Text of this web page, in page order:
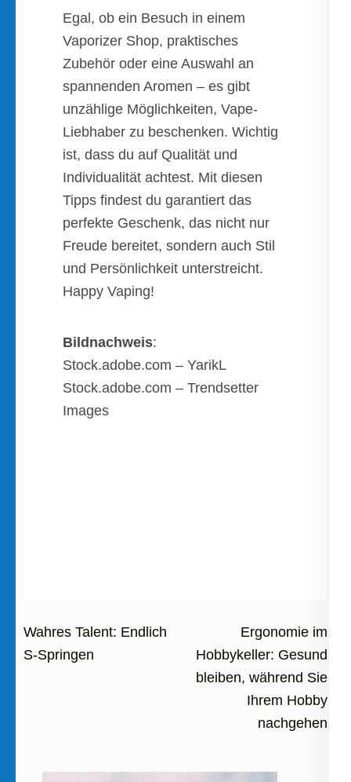
Egal, ob ein Besuch in einem
Vaporizer Shop, praktisches
Zubehör oder eine Auswahl an
spannenden Aromen – es gibt
unzählige Möglichkeiten, Vape-
Liebhaber zu beschenken. Wichtig
ist, dass du auf Qualität und
Individualität achtest. Mit diesen
Tipps findest du garantiert das
perfekte Geschenk, das nicht nur
Freude bereitet, sondern auch Stil
und Persönlichkeit unterstreicht.
Happy Vaping!
Bildnachweis:
Stock.adobe.com – YarikL
Stock.adobe.com – Trendsetter
Images
Beitragsnavigation
Wahres Talent: Endlich
S-Springen
Ergonomie im
Hobbykeller: Gesund
bleiben, während Sie
Ihrem Hobby
nachgehen